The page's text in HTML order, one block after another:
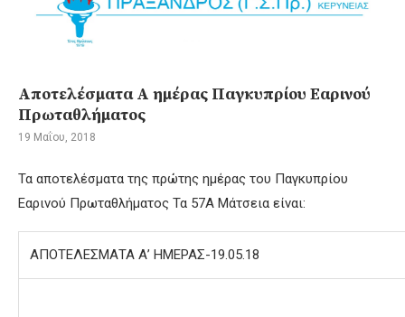
Αποτελέσματα Α ημέρας Παγκυπρίου Εαρινού
Πρωταθλήματος
19 Μαΐου, 2018
Τα αποτελέσματα της πρώτης ημέρας του Παγκυπρίου
Εαρινού Πρωταθλήματος Τα 57Α Μάτσεια είναι:
ΑΠΟΤΕΛΕΣΜΑΤΑ Α’ ΗΜΕΡΑΣ-19.05.18